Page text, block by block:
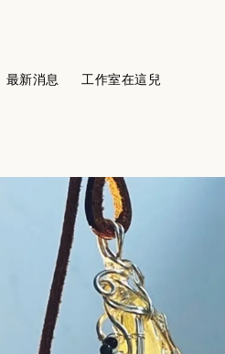
最新消息 工作室在這兒